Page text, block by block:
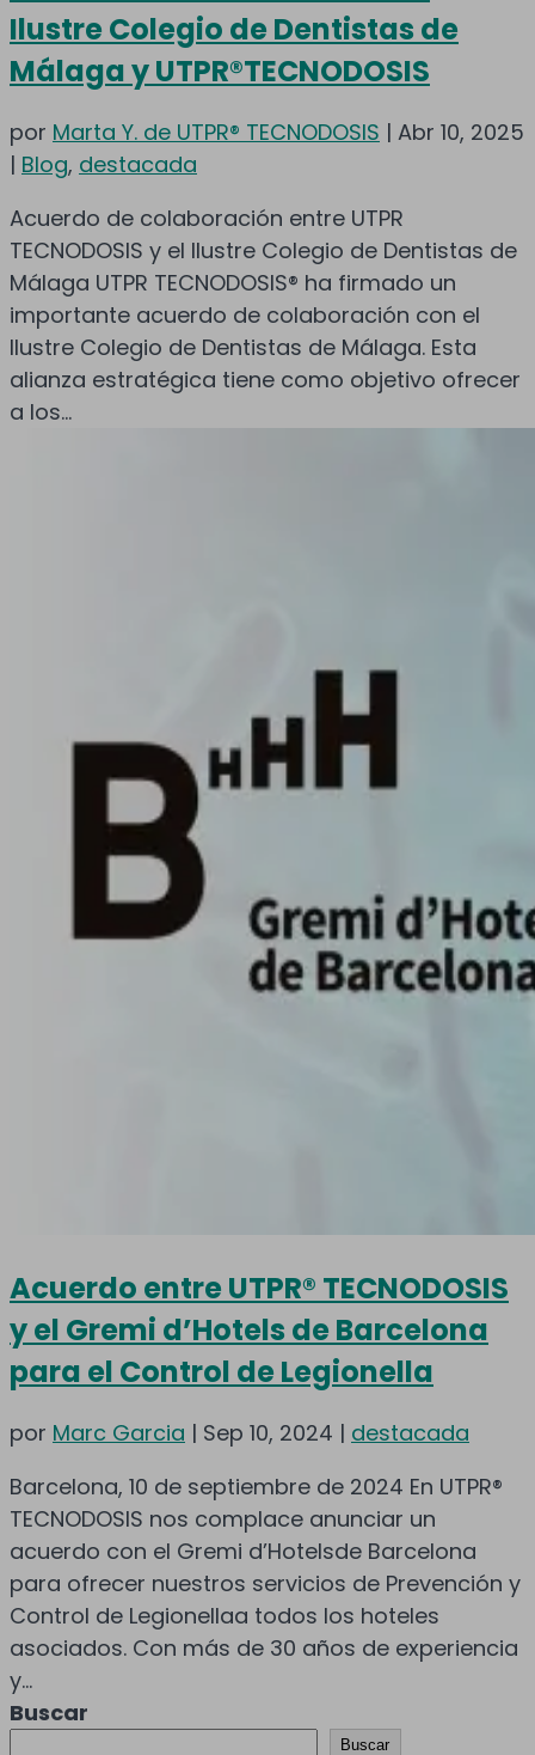
Ilustre Colegio de Dentistas de
Málaga y UTPR®TECNODOSIS
por Marta Y. de UTPR® TECNODOSIS | Abr 10, 2025
| Blog, destacada
Acuerdo de colaboración entre UTPR
TECNODOSIS y el Ilustre Colegio de Dentistas de
Málaga UTPR TECNODOSIS® ha firmado un
importante acuerdo de colaboración con el
Ilustre Colegio de Dentistas de Málaga. Esta
alianza estratégica tiene como objetivo ofrecer
a los...
Acuerdo entre UTPR® TECNODOSIS
y el Gremi d’Hotels de Barcelona
para el Control de Legionella
por Marc Garcia | Sep 10, 2024 | destacada
Barcelona, 10 de septiembre de 2024 En UTPR®
TECNODOSIS nos complace anunciar un
acuerdo con el Gremi d’Hotelsde Barcelona
para ofrecer nuestros servicios de Prevención y
Control de Legionellaa todos los hoteles
asociados. Con más de 30 años de experiencia
y...
Buscar
Buscar